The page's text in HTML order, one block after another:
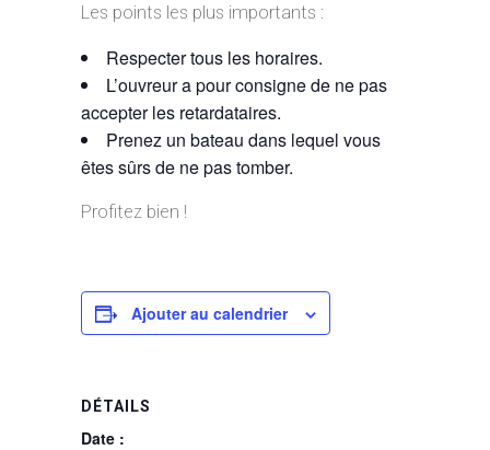
Les points les plus importants :
Respecter tous les horaires.
L’ouvreur a pour consigne de ne pas
accepter les retardataires.
Prenez un bateau dans lequel vous
êtes sûrs de ne pas tomber.
Profitez bien !
Ajouter au calendrier
DÉTAILS
Date :